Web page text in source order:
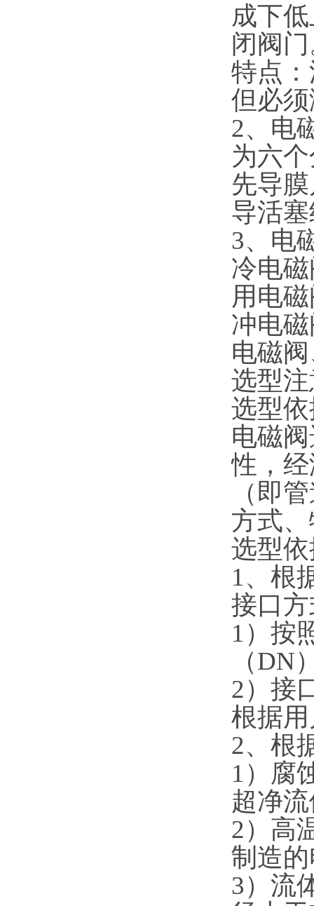
成下
闭阀
特点
但必
2、电
为六
先导
导活
3、电
冷电
用电
冲电
电磁
选型
选型
电磁
性，
（即
方式
选型
1、根
接口
1）按
（DN
2）接
根据
2、根
1）腐
超净
2）高
制造
3）流